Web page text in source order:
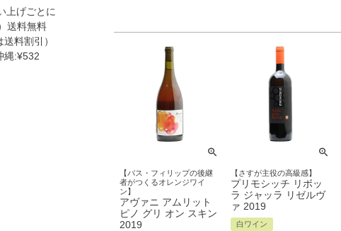
上げごとに
送料無料
料割引）
:¥532
【バス・フィリップの後継
者がつくるオレンジワイ
ン】
アヴァニ アムリット
ピノ グリ オン スキン
2019
【さすが主役の高級感】
プリモシッチ リボッ
ラ ジャッラ リゼルヴ
ァ 2019
白ワイン